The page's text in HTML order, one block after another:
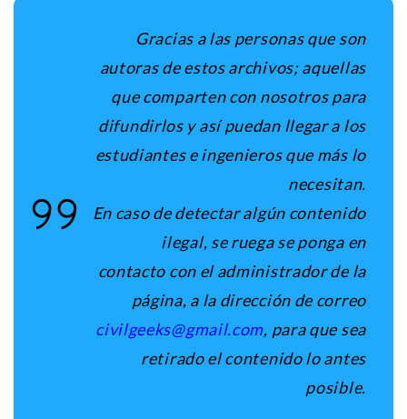
Gracias a las personas que son
autoras de estos archivos; aquellas
que comparten con nosotros para
difundirlos y así puedan llegar a los
estudiantes e ingenieros que más lo
necesitan.
En caso de detectar algún contenido
ilegal, se ruega se ponga en
contacto con el administrador de la
página, a la dirección de correo
civilgeeks@gmail.com, para que sea
retirado el contenido lo antes
posible.